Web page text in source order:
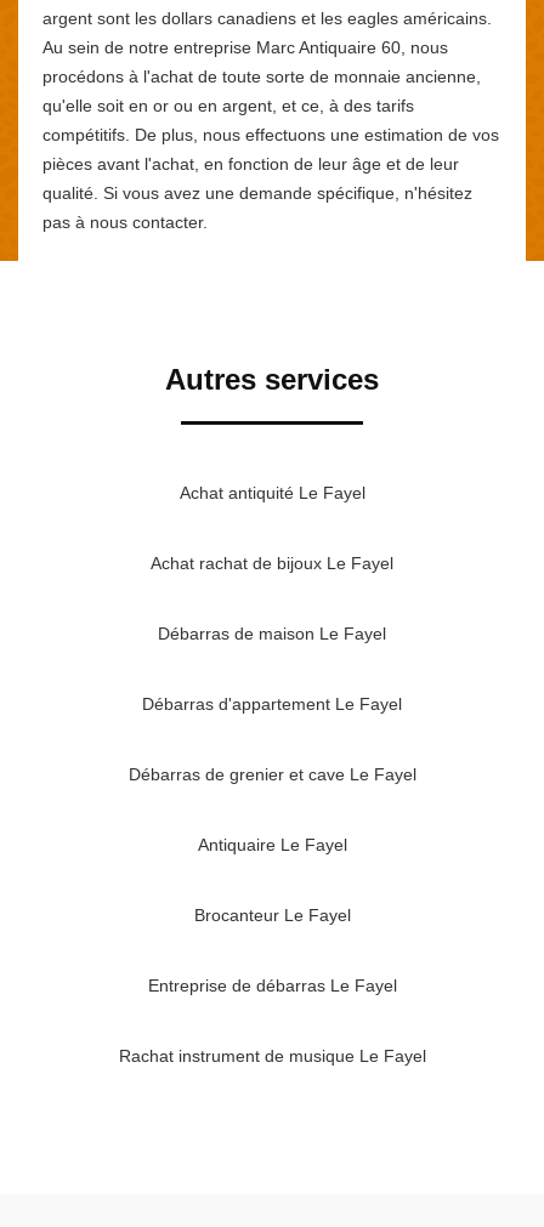
argent sont les dollars canadiens et les eagles américains.
Au sein de notre entreprise Marc Antiquaire 60, nous
procédons à l'achat de toute sorte de monnaie ancienne,
qu'elle soit en or ou en argent, et ce, à des tarifs
compétitifs. De plus, nous effectuons une estimation de vos
pièces avant l'achat, en fonction de leur âge et de leur
qualité. Si vous avez une demande spécifique, n'hésitez
pas à nous contacter.
Autres services
Achat antiquité Le Fayel
Achat rachat de bijoux Le Fayel
Débarras de maison Le Fayel
Débarras d'appartement Le Fayel
Débarras de grenier et cave Le Fayel
Antiquaire Le Fayel
Brocanteur Le Fayel
Entreprise de débarras Le Fayel
Rachat instrument de musique Le Fayel